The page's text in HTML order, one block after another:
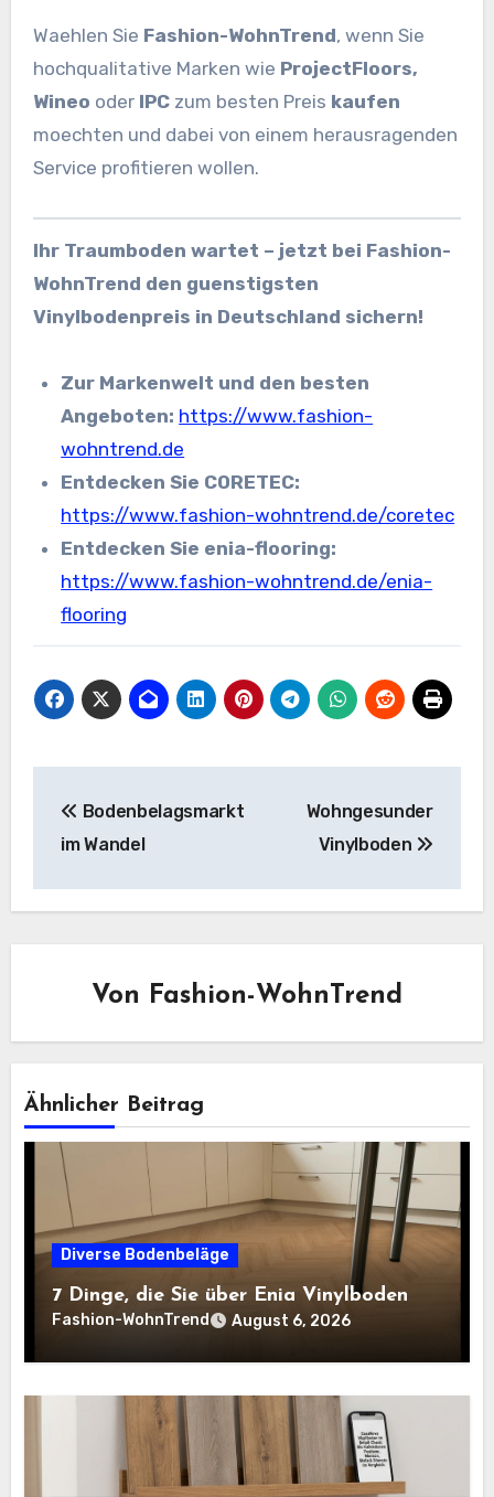
Waehlen Sie Fashion-WohnTrend, wenn Sie
hochqualitative Marken wie ProjectFloors,
Wineo oder IPCzum besten Preis kaufen
moechten und dabei von einem herausragenden
Service profitieren wollen.
Ihr Traumboden wartet – jetzt bei Fashion-
WohnTrend den guenstigsten
Vinylbodenpreis in Deutschland sichern!
Zur Markenwelt und den besten
Angeboten: https://www.fashion-
wohntrend.de
Entdecken Sie CORETEC:
https://www.fashion-wohntrend.de/coretec
Entdecken Sie enia-flooring:
https://www.fashion-wohntrend.de/enia-
flooring
Bodenbelagsmarkt
im Wandel
Wohngesunder
Vinylboden
Von Fashion-WohnTrend
Ähnlicher Beitrag
Diverse Bodenbeläge
7 Dinge, die Sie über Enia Vinylboden
Fashion-WohnTrend August 6, 2026